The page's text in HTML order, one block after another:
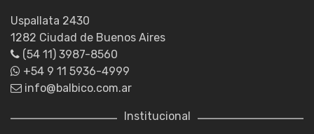
Uspallata 2430
1282 Ciudad de Buenos Aires
(54 11) 3987-8560
+54 9 11 5936-4999
info@balbico.com.ar
Institucional